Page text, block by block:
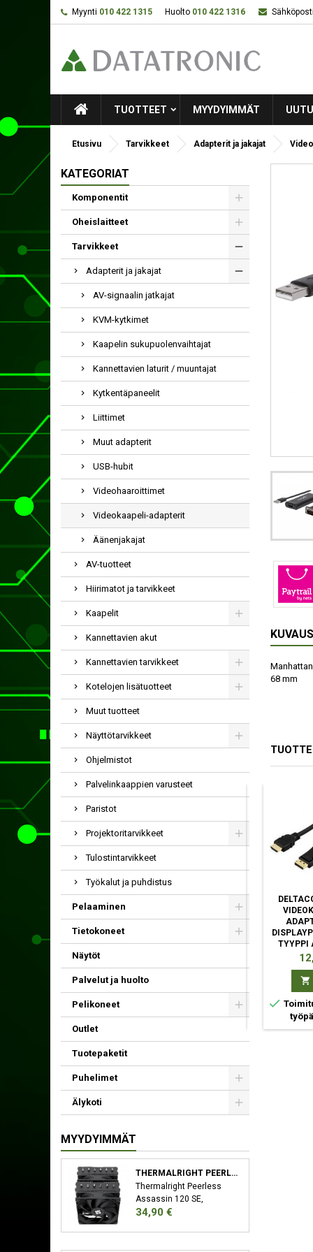
Myynti 010 422 1315 Huolto 010 422 1316
TUOTTEET MYYDYIMMÄT
Etusivu Tarvikkeet Adapterit ja jakajat
KATEGORIAT
Komponentit
Oheislaitteet
Tarvikkeet
Adapterit ja jakajat
AV-signaalin jatkajat
KVM-kytkimet
Kaapelin sukupuolenvaihtajat
Kannettavien laturit / muuntajat
Kytkentäpaneelit
Liittimet
Muut adapterit
USB-hubit
Videohaaroittimet
Videokaapeli-adapterit
Äänenjakajat
AV-tuotteet
Hiirimatot ja tarvikkeet
Kaapelit
Kannettavien akut
Kannettavien tarvikkeet
Kotelojen lisätuotteet
Muut tuotteet
Näyttötarvikkeet
Ohjelmistot
Palvelinkaappien varusteet
Paristot
Projektoritarvikkeet
Tulostintarvikkeet
Työkalut ja puhdistus
Pelaaminen
Tietokoneet
Näytöt
Palvelut ja huolto
Pelikoneet
Outlet
Tuotepaketit
Puhelimet
Älykoti
MYYDYIMMÄT
THERMALRIGHT PEERLESS ASSASSIN 120 SE SUORITIN JÄÄHDYTYSLEVY/JÄÄHDYTIN 12 CM MUSTA
Thermalright Peerless
Assassin 120 SE,
Jäähdytyslevy/jäähdytin,
Hinta
34,90 €
KUVAUS
68 mm
VIDEOKAAPELI-
ADAPTERI 0,2 M MINI
DISPLAYPORT HDMI-
TYYPPI A (VAKIO)
MUSTA, HARMAA
40,90 €
Osta
Toimitusarvio 6-10
työpäivää
ADAPTERI 1 M
MUSTA
Toimitusarvio 6-10
työpäivää
TYYPPI

